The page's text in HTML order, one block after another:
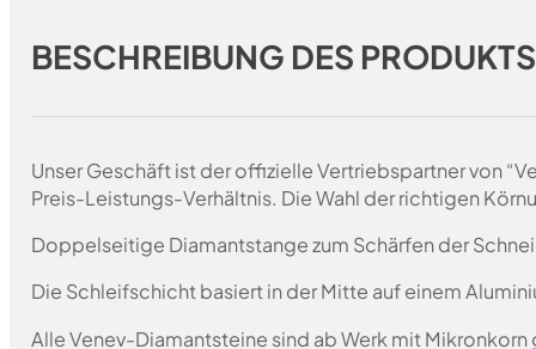
BESCHREIBUNG DES PRODUKTS
Unser Geschäft ist der offizielle Vertriebspartner von
Preis-Leistungs-Verhältnis. Die Wahl der richtigen
Doppelseitige Diamantstange zum Schärfen der
Die Schleifschicht basiert in der Mitte auf einem
Alle Venev-Diamantsteine sind ab Werk mit